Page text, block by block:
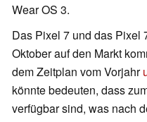
Wear OS 3.
Das Pixel 7 und das
Oktober auf den Markt
dem Zeitplan vom Vorjahr
könnte bedeuten, dass
verfügbar sind, was nach